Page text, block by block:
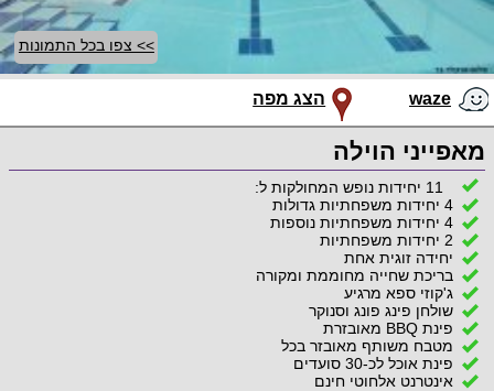
>> צפו בכל התמונות
waze הצג מפה
מאפייני הוילה
11 יחידות נופש המחולקות ל:
4 יחידות משפחתיות גדולות
4 יחידות משפחתיות נוספות
2 יחידות משפחתיות
יחידה זוגית אחת
בריכת שחייה מחוממת ומקורה
ג'קוזי ספא מרגיע
שולחן פינג פונג וסנוקר
פינת BBQ מאובזרת
מטבח משותף מאובזר בכל
פינת אוכל לכ-30 סועדים
אינטרנט אלחוטי חינם